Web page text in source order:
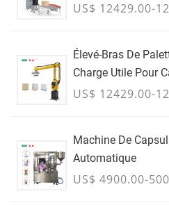
US$ 12429.00-
Élevé-Bras De
Charge Utile Pour
Conteneurs En Vrac
US$ 12429.00-
Machine De
Automatique
US$ 4900.00-